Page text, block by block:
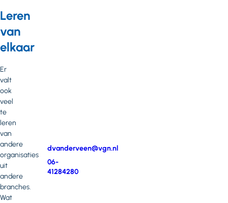
Leren
van
elkaar
Er
valt
ook
veel
te
leren
van
andere
organisaties
uit
andere
branches.
Wat
of
E-
mail
dvanderveen@vgn.nl
Telefoonnummer
06-
41284280